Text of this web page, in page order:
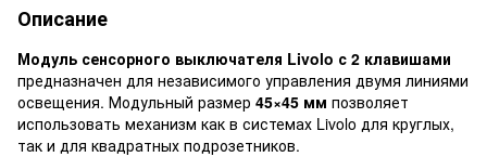
Описание
Модуль сенсорного выключателя Livolo с 2 клавишами
предназначен для независимого управления двумя линиями
освещения. Модульный размер 45×45 мм позволяет
использовать механизм как в системах Livolo для круглых,
так и для квадратных подрозетников.